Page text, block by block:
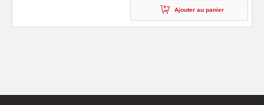
Ajouter au panier